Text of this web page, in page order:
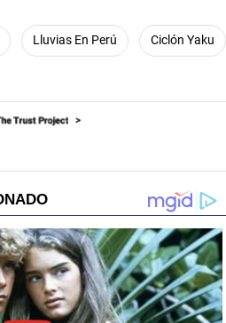
Lluvias En Perú Ciclón Yaku